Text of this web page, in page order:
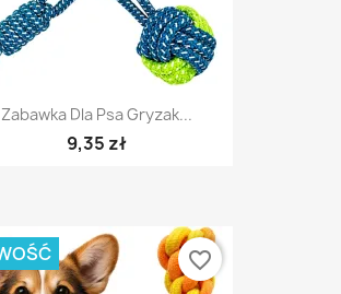
Zabawka Dla Psa Gryzak...
9,35 zł
favorite_border